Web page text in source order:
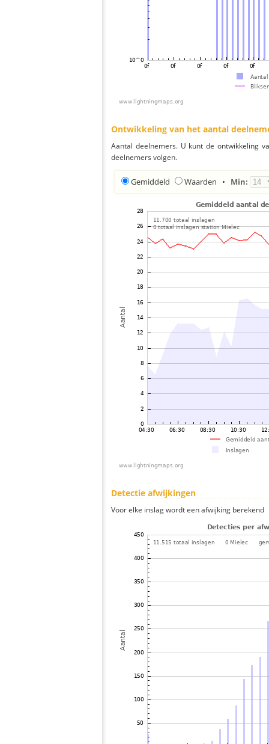
Ontwikkeling van het aantal
Aantal deelnemers. U kunt de ontwikkeling
deelnemers volgen.
Gemiddeld Waarden • Min:
Detectie afwijkingen
Voor elke inslag wordt een afwijking berekend